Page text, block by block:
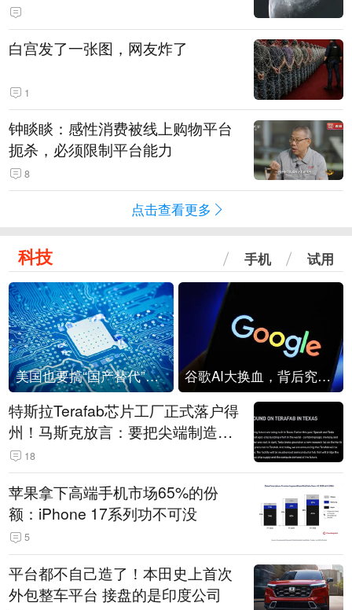
白宫发了一张图，网友炸了
1
钟睒睒：感性消费被线上购物平台
扼杀，必须限制平台能力
8
点击查看更多
科技 手机 试用
美国也要搞“国产替代”？先算清三笔账 谷歌AI大换血，背后究竟发生了什么？
特斯拉Terafab芯片工厂正式落户得
州！马斯克放言：要把尖端制造带
回美国
18
苹果拿下高端手机市场65%的份
额：iPhone 17系列功不可没
5
平台都不自己造了！本田史上首次
外包整车平台 接盘的是印度公司